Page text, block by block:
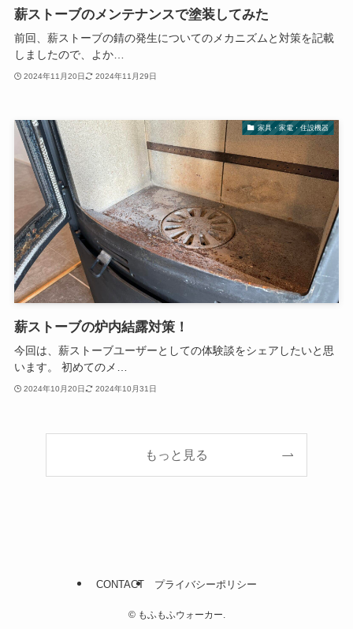
薪ストーブのメンテナンスで塗装してみた
前回、薪ストーブの錆の発生についてのメカニズムと対策を記載
しましたので、よか…
2024年11月20日 2024年11月29日
家具・家電・住設機器
薪ストーブの炉内結露対策！
今回は、薪ストーブユーザーとしての体験談をシェアしたいと思
います。 初めてのメ…
2024年10月20日 2024年10月31日
もっと見る
CONTACT プライバシーポリシー
©もふもふウォーカー.